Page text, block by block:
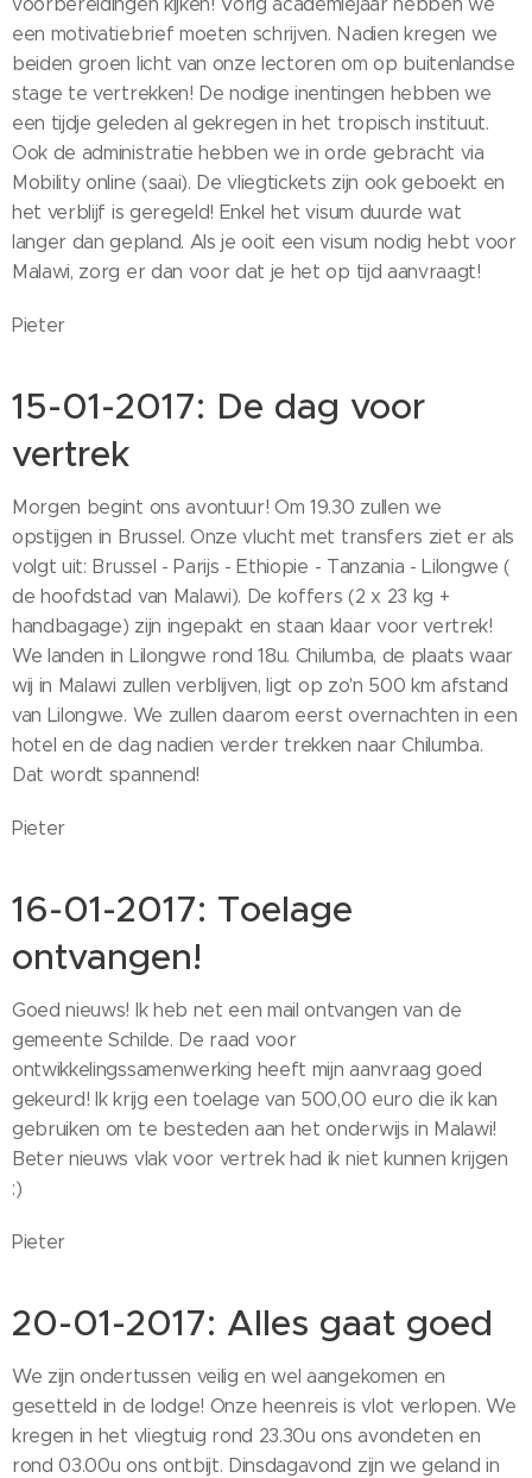
een motivatiebrief moeten schrijven. Nadien kregen we
beiden groen licht van onze lectoren om op buitenlandse
stage te vertrekken! De nodige inentingen hebben we
een tijdje geleden al gekregen in het tropisch instituut.
Ook de administratie hebben we in orde gebracht via
Mobility online (saai). De vliegtickets zijn ook geboekt en
het verblijf is geregeld! Enkel het visum duurde wat
langer dan gepland. Als je ooit een visum nodig hebt voor
Malawi, zorg er dan voor dat je het op tijd aanvraagt!
Pieter
15-01-2017: De dag voor
vertrek
Morgen begint ons avontuur! Om 19.30 zullen we
opstijgen in Brussel. Onze vlucht met transfers ziet er als
volgt uit: Brussel - Parijs - Ethiopie - Tanzania - Lilongwe (
de hoofdstad van Malawi). De koffers (2 x 23 kg +
handbagage) zijn ingepakt en staan klaar voor vertrek!
We landen in Lilongwe rond 18u. Chilumba, de plaats waar
wij in Malawi zullen verblijven, ligt op zo'n 500 km afstand
van Lilongwe. We zullen daarom eerst overnachten in een
hotel en de dag nadien verder trekken naar Chilumba.
Dat wordt spannend!
Pieter
16-01-2017: Toelage
ontvangen!
Goed nieuws! Ik heb net een mail ontvangen van de
gemeente Schilde. De raad voor
ontwikkelingssamenwerking heeft mijn aanvraag goed
gekeurd! Ik krijg een toelage van 500,00 euro die ik kan
gebruiken om te besteden aan het onderwijs in Malawi!
Beter nieuws vlak voor vertrek had ik niet kunnen krijgen
:)
Pieter
20-01-2017: Alles gaat goed
We zijn ondertussen veilig en wel aangekomen en
gesetteld in de lodge! Onze heenreis is vlot verlopen. We
kregen in het vliegtuig rond 23.30u ons avondeten en
rond 03.00u ons ontbijt. Dinsdagavond zijn we geland in